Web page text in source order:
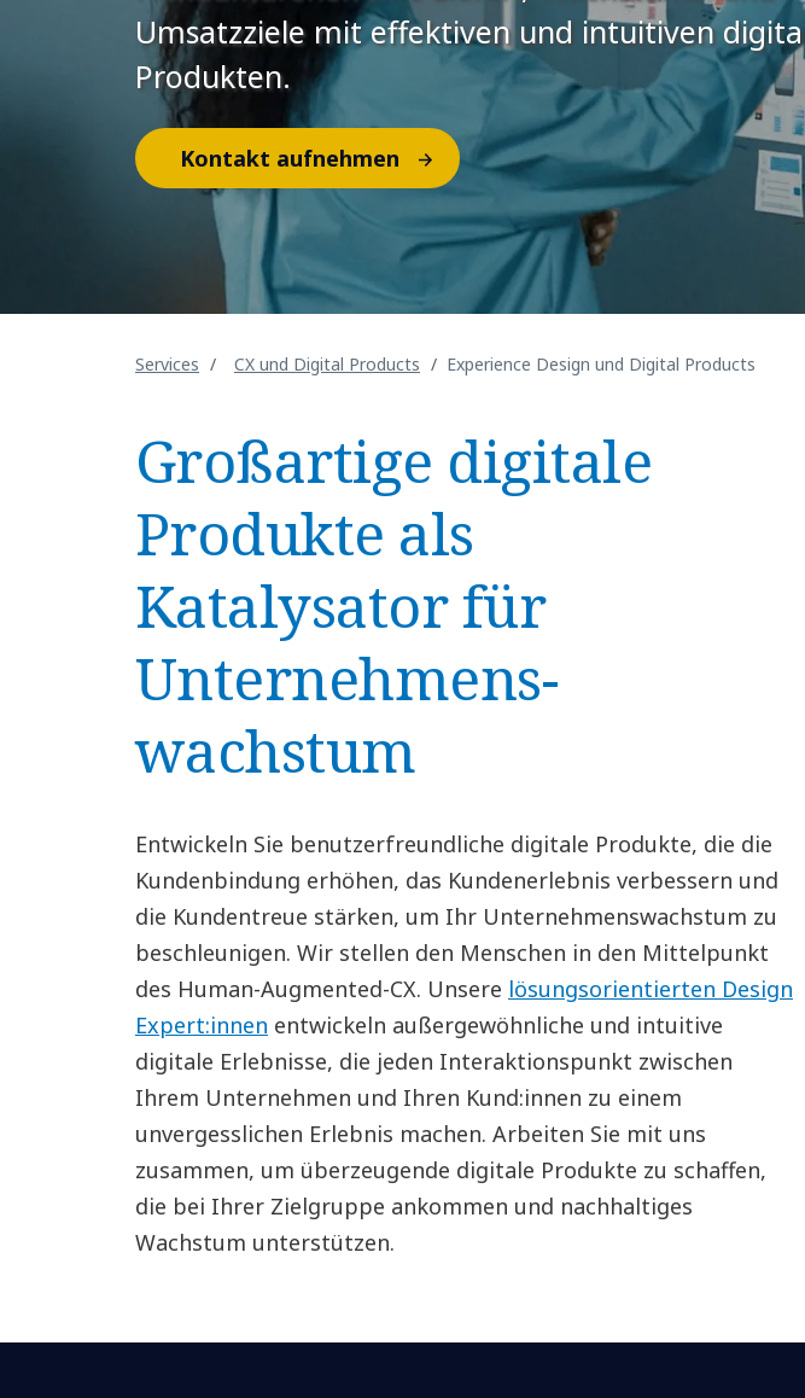
Umsatzziele mit effektiven und intuitiven
Produkten.
Kontakt aufnehmen
Services CX und Digital Products Experience Design und Digital Products
Großartige digitale
Produkte als
Katalysator für
Unternehmens­
wachstum
Entwickeln Sie benutzerfreundliche digitale Produkte, die die
Kundenbindung erhöhen, das Kundenerlebnis verbessern und
die Kundentreue stärken, um Ihr Unternehmenswachstum zu
beschleunigen. Wir stellen den Menschen in den Mittelpunkt
des Human-Augmented-CX. Unsere lösungsorientierten Design
Expert:innen entwickeln außergewöhnliche und intuitive
digitale Erlebnisse, die jeden Interaktionspunkt zwischen
Ihrem Unternehmen und Ihren Kund:innen zu einem
unvergesslichen Erlebnis machen. Arbeiten Sie mit uns
zusammen, um überzeugende digitale Produkte zu schaffen,
die bei Ihrer Zielgruppe ankommen und nachhaltiges
Wachstum unterstützen.